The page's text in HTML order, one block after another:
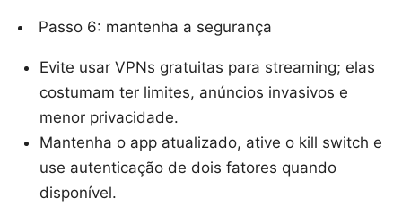
Passo 6: mantenha a segurança
Evite usar VPNs gratuitas para streaming; elas
costumam ter limites, anúncios invasivos e
menor privacidade.
Mantenha o app atualizado, ative o kill switch e
use autenticação de dois fatores quando
disponível.